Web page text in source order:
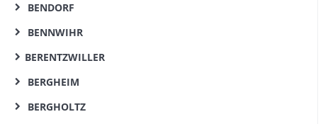
BENDORF
BENNWIHR
BERENTZWILLER
BERGHEIM
BERGHOLTZ